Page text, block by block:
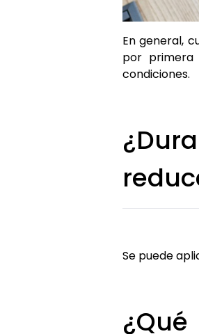
En general,
por primera
condiciones.
Se puede